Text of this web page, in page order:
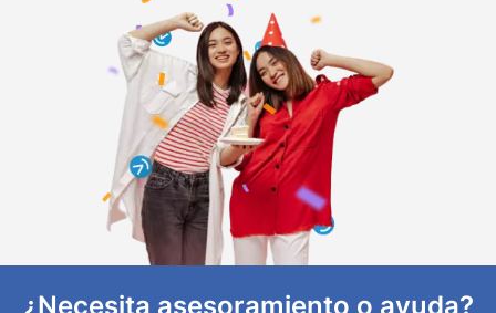
¿Necesita asesoramiento o ayuda?